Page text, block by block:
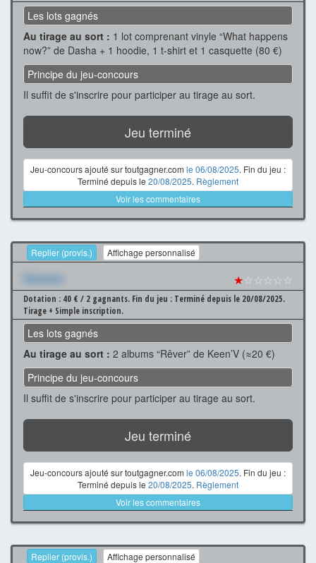
Les lots gagnés
Au tirage au sort : 1 lot comprenant vinyle “What happens
now?” de Dasha + 1 hoodie, 1 t-shirt et 1 casquette (80 €)
Principe du jeu-concours
Il suffit de s'inscrire pour participer au tirage au sort.
Jeu terminé
Jeu-concours ajouté sur toutgagner.com le 06/08/2025. Fin du jeu :
Terminé depuis le 20/08/2025. Règlement
Voir les commentaires
Replier (provis.) Affichage personnalisé
Xxxxxxx ★☆☆☆☆☆
Dotation : 40 € / 2 gagnants. Fin du jeu : Terminé depuis le 20/08/2025.
Tirage + Simple inscription.
Les lots gagnés
Au tirage au sort : 2 albums “Rêver” de Keen’V (≈20 €)
Principe du jeu-concours
Il suffit de s'inscrire pour participer au tirage au sort.
Jeu terminé
Jeu-concours ajouté sur toutgagner.com le 06/08/2025. Fin du jeu :
Terminé depuis le 20/08/2025. Règlement
Voir les commentaires
Replier (provis.) Affichage personnalisé